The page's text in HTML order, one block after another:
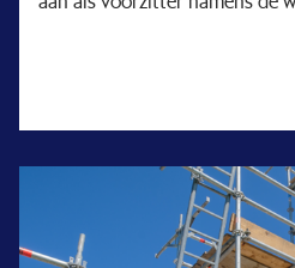
jaren een sleutelrol in het
waar krijgen zij energie van –